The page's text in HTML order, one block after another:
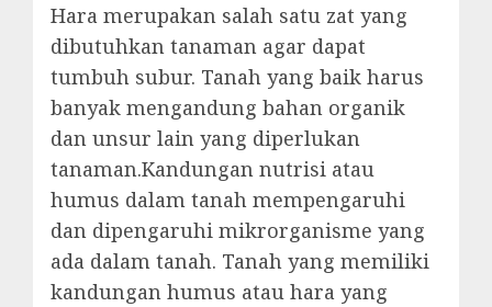
Hara merupakan salah satu zat yang
dibutuhkan tanaman agar dapat
tumbuh subur. Tanah yang baik harus
banyak mengandung bahan organik
dan unsur lain yang diperlukan
tanaman.Kandungan nutrisi atau
humus dalam tanah mempengaruhi
dan dipengaruhi mikrorganisme yang
ada dalam tanah. Tanah yang memiliki
kandungan humus atau hara yang